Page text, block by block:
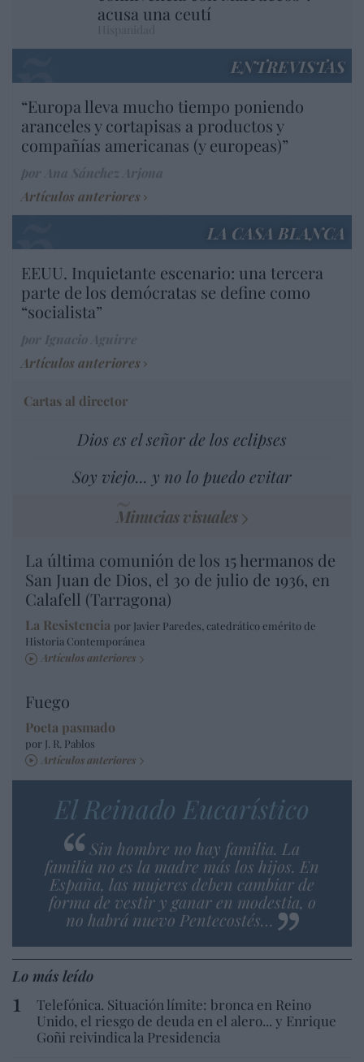
acusa una ceutí
ENTREVISTAS
“Europa lleva mucho tiempo poniendo
aranceles y cortapisas a productos y
compañías americanas (y europeas)”
Artículos anteriores
LA CASA BLANCA
EEUU. Inquietante escenario: una tercera
parte de los demócratas se define como
“socialista”
Artículos anteriores
Cartas al director
Dios es el señor de los eclipses
Soy viejo... y no lo puedo evitar
Minucias visuales
La última comunión de los 15 hermanos de
San Juan de Dios, el 30 de julio de 1936, en
Calafell (Tarragona)
La Resistencia por Javier Paredes, catedrático emérito de
Historia Contemporánea
Artículos anteriores
Fuego
Poeta pasmado
por J. R. Pablos
Artículos anteriores
El Reinado Eucarístico
Sin hombre no hay familia. La
familia no es la madre más los hijos. En
España, las mujeres deben cambiar de
forma de vestir y ganar en modestia, o
no habrá nuevo Pentecostés…
Lo más leído
Telefónica. Situación límite: bronca en Reino
Unido, el riesgo de deuda en el alero... y Enrique
Goñi reivindica la Presidencia